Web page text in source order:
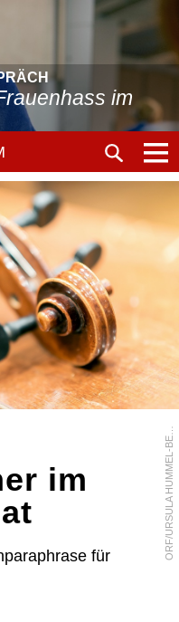
im
O
R
F
/
U
R
S
U
L
A
H
U
M
M
E
L
-
B
E
R
G
E
R
im
für